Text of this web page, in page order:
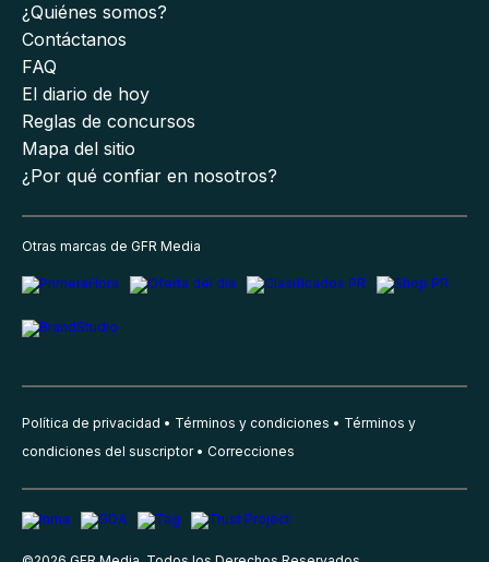
¿Quiénes somos?
Contáctanos
FAQ
El diario de hoy
Reglas de concursos
Mapa del sitio
¿Por qué confiar en nosotros?
Otras marcas de GFR Media
Política de privacidad Términos y condiciones
Términos y
condiciones del suscriptor
Correcciones